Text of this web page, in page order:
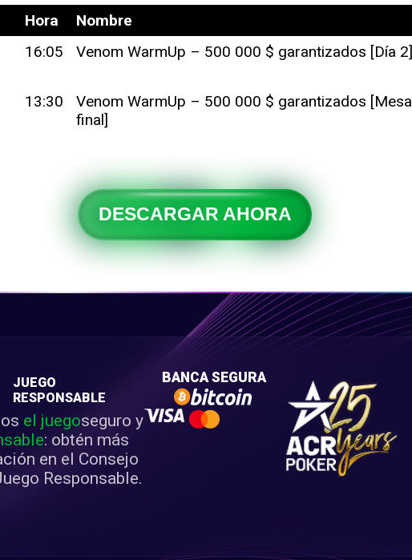
Hora Nombre
16:05 Venom WarmUp – 500 000 $ garantizados [Día 2]
13:30
Venom WarmUp – 500 000 $ garantizados [Mesa
final]
DESCARGAR AHORA
JUEGO
RESPONSABLE
el juegoseguro y
: obtén más
en el Consejo
Responsable.
BANCA SEGURA